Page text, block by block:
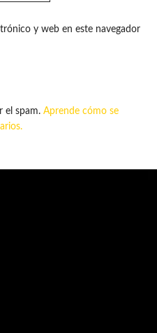
y web en este navegador
el spam. Aprende cómo se